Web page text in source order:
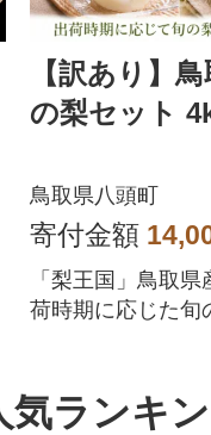
【訳あり】
の梨セット
鳥取県八頭町
寄付金額
「梨王国」鳥取
荷時期に応じた旬
気ランキ